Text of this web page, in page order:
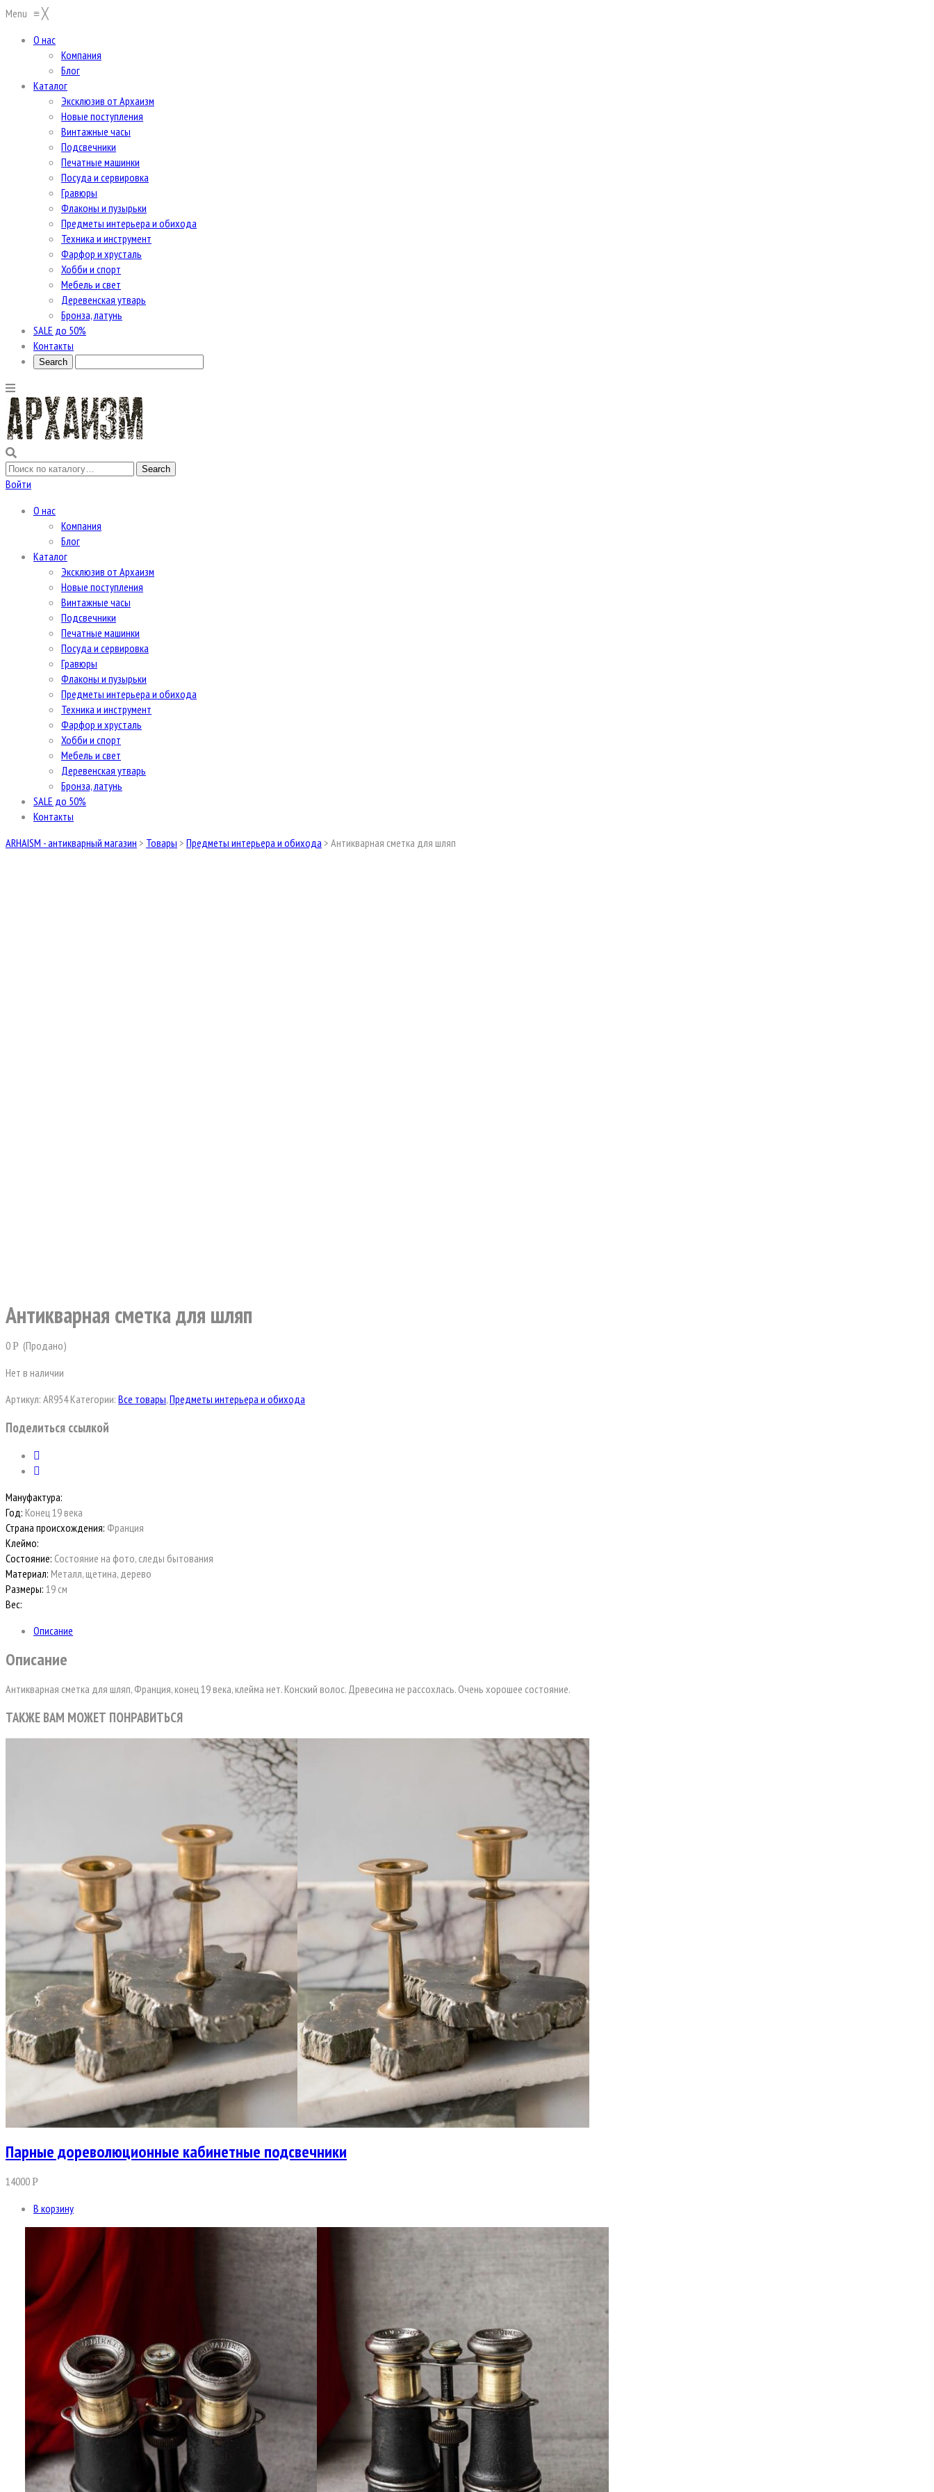
Menu ≡╳
О нас
Компания
Блог
Каталог
Эксклюзив от Архаизм
Новые поступления
Винтажные часы
Подсвечники
Печатные машинки
Посуда и сервировка
Гравюры
Флаконы и пузырьки
Предметы интерьера и обихода
Техника и инструмент
Фарфор и хрусталь
Хобби и спорт
Мебель и свет
Деревенская утварь
Бронза, латунь
SALE до 50%
Контакты
Войти
О нас
Компания
Блог
Каталог
Эксклюзив от Архаизм
Новые поступления
Винтажные часы
Подсвечники
Печатные машинки
Посуда и сервировка
Гравюры
Флаконы и пузырьки
Предметы интерьера и обихода
Техника и инструмент
Фарфор и хрусталь
Хобби и спорт
Мебель и свет
Деревенская утварь
Бронза, латунь
SALE до 50%
Контакты
ARHAISM - антикварный магазин > Товары > Предметы интерьера и обихода > Антикварная сметка для шляп
Антикварная сметка для шляп
0Р (Продано)
Нет в наличии
Артикул: AR954 Категории: Все товары,Предметы интерьера и обихода
Поделиться ссылкой
Мануфактура:
Год: Конец 19 века
Страна происхождения: Франция
Клеймо:
Состояние: Состояние на фото, следы бытования
Материал: Металл, щетина, дерево
Размеры: 19 см
Вес:
Описание
Описание
Антикварная сметка для шляп, Франция, конец 19 века, клейма нет. Конский волос. Древесина не рассохлась. Очень хорошее состояние.
ТАКЖЕ ВАМ МОЖЕТ ПОНРАВИТЬСЯ
Парные дореволюционные кабинетные подсвечники
14000Р
В корзину